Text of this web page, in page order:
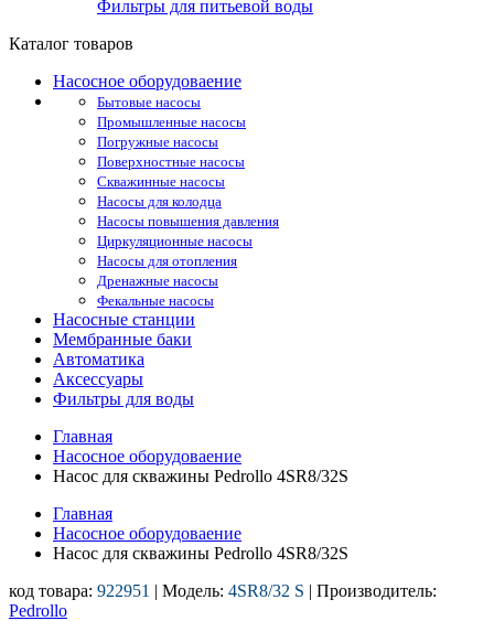
Фильтры для питьевой воды
Каталог товаров
Насосное оборудоваение
Бытовые насосы
Промышленные насосы
Погружные насосы
Поверхностные насосы
Скважинные насосы
Насосы для колодца
Насосы повышения давления
Циркуляционные насосы
Насосы для отопления
Дренажные насосы
Фекальные насосы
Насосные станции
Мембранные баки
Автоматика
Аксессуары
Фильтры для воды
Главная
Насосное оборудоваение
Насос для скважины Pedrollo 4SR8/32S
Главная
Насосное оборудоваение
Насос для скважины Pedrollo 4SR8/32S
код товара: 922951 | Модель: 4SR8/32 S | Производитель:
Pedrollo